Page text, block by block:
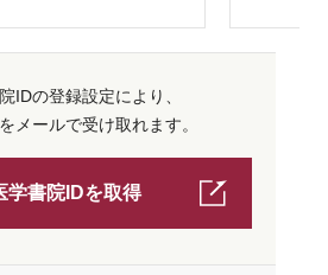
IDの登録設定により、
メールで受け取れます。
学書院IDを取得